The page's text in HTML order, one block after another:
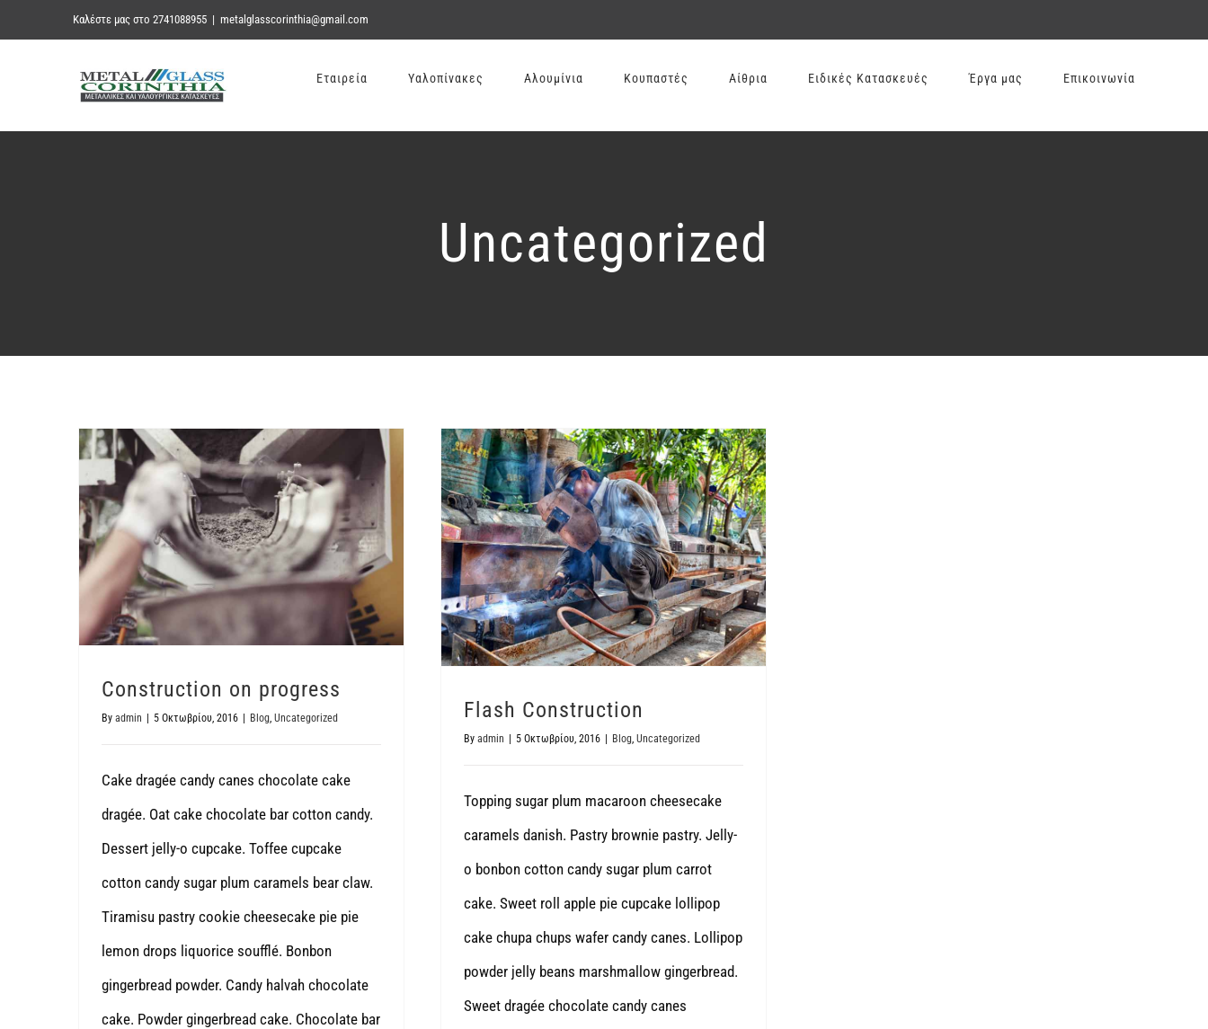
Καλέστε μας στο 2741088955 | metalglasscorinthia@gmail.com
Εταιρεία Υαλοπίνακες Αλουμίνια Κουπαστές Αίθρια Ειδικές Κατασκευές Έργα μας Επικοινωνία
Uncategorized
Construction on progress
By admin | 5 Οκτωβρίου, 2016 | Blog Uncategorized
Cake dragée candy canes chocolate cake
dragée. Oat cake chocolate bar cotton candy.
Dessert jelly-o cupcake. Toffee cupcake
cotton candy sugar plum caramels bear claw.
Tiramisu pastry cookie cheesecake pie pie
lemon drops liquorice soufflé. Bonbon
gingerbread powder. Candy halvah chocolate
cake. Powder gingerbread cake. Chocolate bar
Flash Construction
By admin 5 Οκτωβρίου, 2016 Blog, Uncategorized
Topping sugar plum macaroon cheesecake
caramels danish. Pastry brownie pastry. Jelly-
o bonbon cotton candy sugar plum carrot
cake. Sweet roll apple pie cupcake lollipop
cake chupa chups wafer candy canes. Lollipop
powder jelly beans marshmallow gingerbread.
Sweet dragée chocolate candy canes